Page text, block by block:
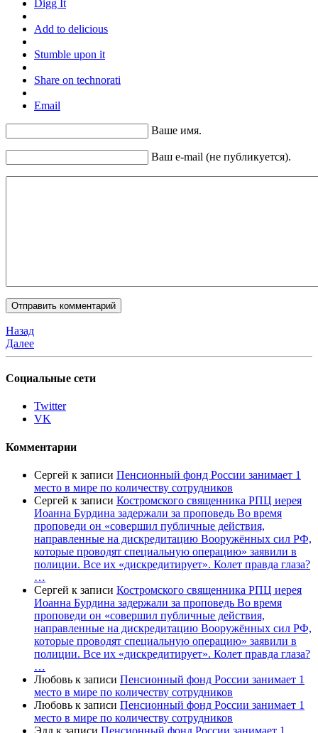
Digg It
Add to delicious
Stumble upon it
Share on technorati
Email
Ваше имя.
Ваш e-mail (не публикуется).
Назад
Далее
Социальные сети
Twitter
VK
Комментарии
Сергей к записи Пенсионный фонд России занимает 1
место в мире по количеству сотрудников
Сергей к записи Костромского священника РПЦ иерея
Иоанна Бурдина задержали за проповедь Во время
проповеди он «совершил публичные действия,
направленные на дискредитацию Вооружённых сил РФ,
которые проводят специальную операцию» заявили в
полиции. Все их «дискредитирует». Колет правда глаза?
…
Сергей к записи Костромского священника РПЦ иерея
Иоанна Бурдина задержали за проповедь Во время
проповеди он «совершил публичные действия,
направленные на дискредитацию Вооружённых сил РФ,
которые проводят специальную операцию» заявили в
полиции. Все их «дискредитирует». Колет правда глаза?
…
Любовь к записи Пенсионный фонд России занимает 1
место в мире по количеству сотрудников
Любовь к записи Пенсионный фонд России занимает 1
место в мире по количеству сотрудников
Эдд к записи Пенсионный фонд России занимает 1